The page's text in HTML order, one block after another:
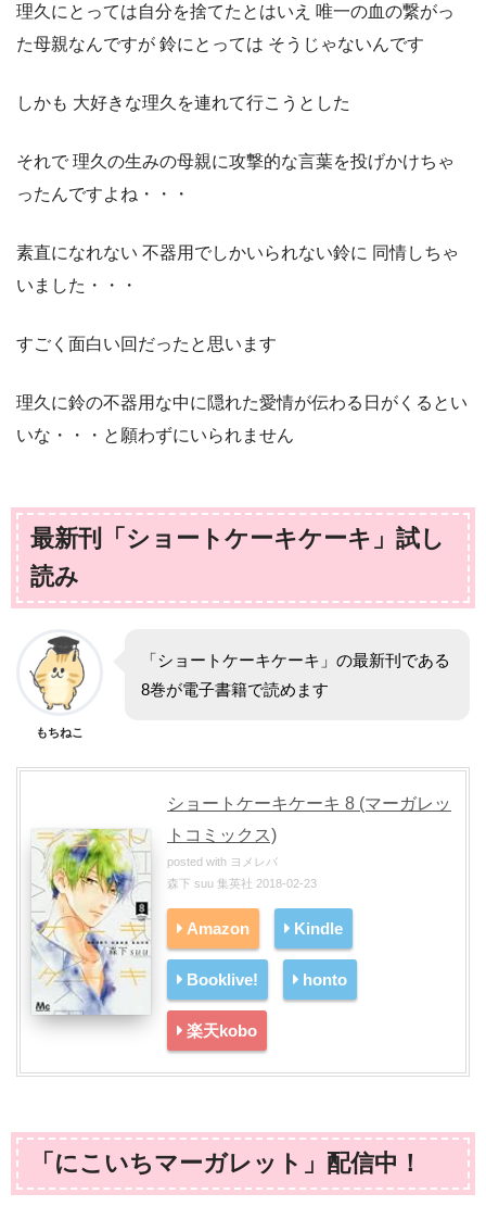
理久にとっては自分を捨てたとはいえ 唯一の血の繋がっ
た母親なんですが 鈴にとっては そうじゃないんです
しかも 大好きな理久を連れて行こうとした
それで 理久の生みの母親に攻撃的な言葉を投げかけちゃ
ったんですよね・・・
素直になれない 不器用でしかいられない鈴に 同情しちゃ
いました・・・
すごく面白い回だったと思います
理久に鈴の不器用な中に隠れた愛情が伝わる日がくるとい
いな・・・と願わずにいられません
最新刊「ショートケーキケーキ」試し
読み
もちねこ
「ショートケーキケーキ」の最新刊である
8巻が電子書籍で読めます
ショートケーキケーキ 8 (マーガレッ
トコミックス)
posted with ヨメレバ
森下 suu 集英社 2018-02-23
Amazon Kindle
Booklive! honto
楽天kobo
「にこいちマーガレット」配信中！